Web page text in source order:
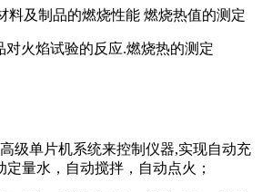
料及制品的燃烧性能 燃烧热值的测定
对火焰试验的反应.燃烧热的测定
级单片机系统来控制仪器,实现自动充
量水，自动搅拌，自动点火；